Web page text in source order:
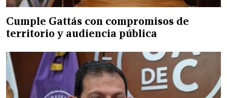
Cumple Gattás con compromisos de
territorio y audiencia pública